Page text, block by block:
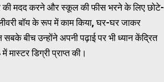
की मदद करने और स्कूल की फीस भरने के लिए छोटे-
बॉय के रूप में काम किया, घर-घर जाकर
बीच उन्होंने अपनी पढ़ाई पर भी ध्यान केंद्रित
डिग्री प्राप्त की।